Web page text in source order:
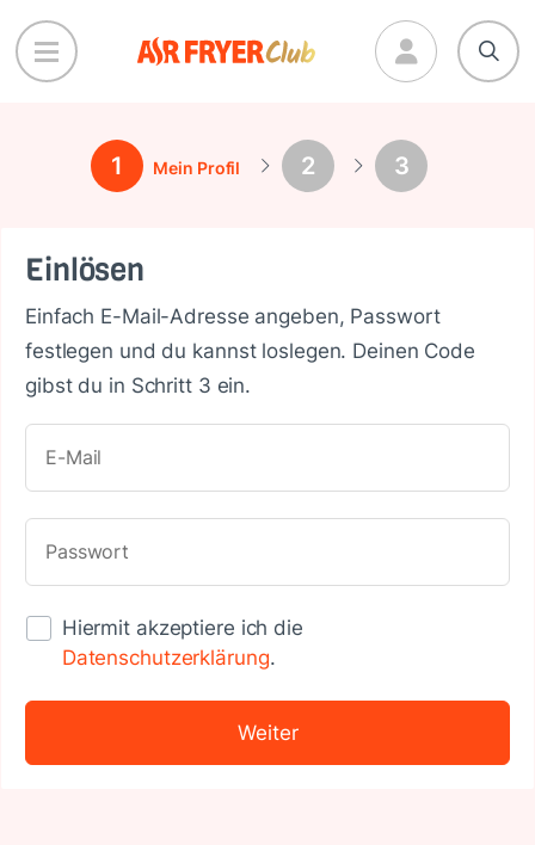
Direkt
zum
Inhalt
1 Mein Profil 2 3
Einlösen
Einfach E-Mail-Adresse angeben, Passwort
festlegen und du kannst loslegen. Deinen Code
gibst du in Schritt 3 ein.
E-Mail
Passwort
Hiermit akzeptiere ich die
Datenschutzerklärung.
Weiter